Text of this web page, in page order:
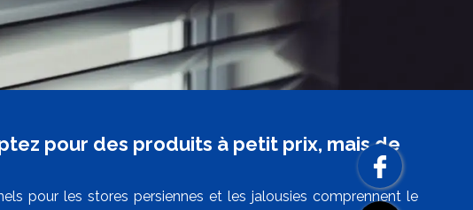
pour des produits à petit prix, mais de
pour les stores persiennes et les jalousies comprennent le